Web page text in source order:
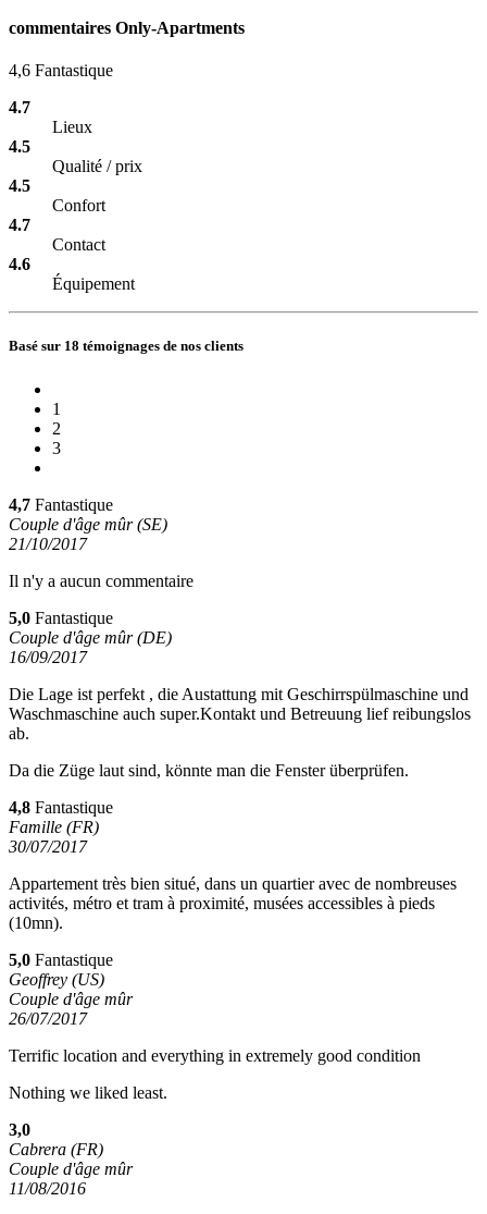
commentaires Only-Apartments
4,6 Fantastique
4.7
Lieux
4.5
Qualité / prix
4.5
Confort
4.7
Contact
4.6
Équipement
Basé sur 18 témoignages de nos clients
1
2
3
4,7 Fantastique
Couple d'âge mûr (SE)
21/10/2017
Il n'y a aucun commentaire
5,0 Fantastique
Couple d'âge mûr (DE)
16/09/2017
Die Lage ist perfekt , die Austattung mit Geschirrspülmaschine und
Waschmaschine auch super.Kontakt und Betreuung lief reibungslos
ab.
Da die Züge laut sind, könnte man die Fenster überprüfen.
4,8 Fantastique
Famille (FR)
30/07/2017
Appartement très bien situé, dans un quartier avec de nombreuses
activités, métro et tram à proximité, musées accessibles à pieds
(10mn).
5,0 Fantastique
Geoffrey (US)
Couple d'âge mûr
26/07/2017
Terrific location and everything in extremely good condition
Nothing we liked least.
3,0
Cabrera (FR)
Couple d'âge mûr
11/08/2016